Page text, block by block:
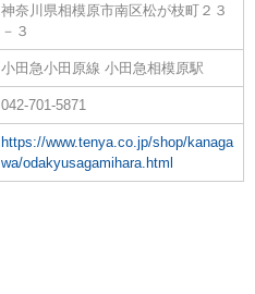
神奈川県相模原市南区松が枝町２３
－３
小田急小田原線 小田急相模原駅
042-701-5871
https://www.tenya.co.jp/shop/kanaga
wa/odakyusagamihara.html